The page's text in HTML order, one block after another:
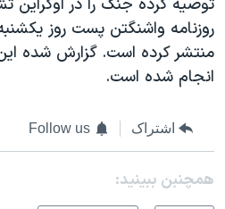
توصیه کرده جنگ را در اوکراین
روزنامه واشنگتن پست روز
منتشر کرده است. گزارش شده
انجام شده است.
اشتراک Follow us
همچنبن ببینید: